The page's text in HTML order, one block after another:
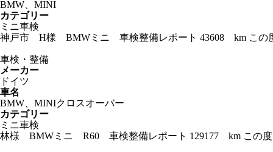
BMW、MINI
カテゴリー
ミニ車検
神戸市 H様 BMWミニ 車検整備レポート 43608 km この度
車検・整備
メーカー
ドイツ
車名
BMW、MINIクロスオーバー
カテゴリー
ミニ車検
林様 BMWミニ R60 車検整備レポート 129177 km この度